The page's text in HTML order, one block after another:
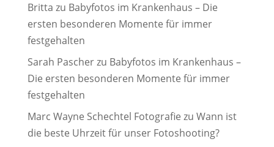
Britta zu Babyfotos im Krankenhaus – Die
ersten besonderen Momente für immer
festgehalten
Sarah Pascherzu Babyfotos im Krankenhaus –
Die ersten besonderen Momente für immer
festgehalten
Marc Wayne Schechtel Fotografie zu Wann ist
die beste Uhrzeit für unser Fotoshooting?